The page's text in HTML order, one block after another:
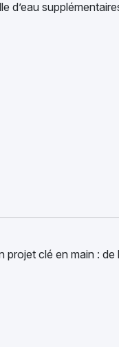
d’eau
projet clé en main :